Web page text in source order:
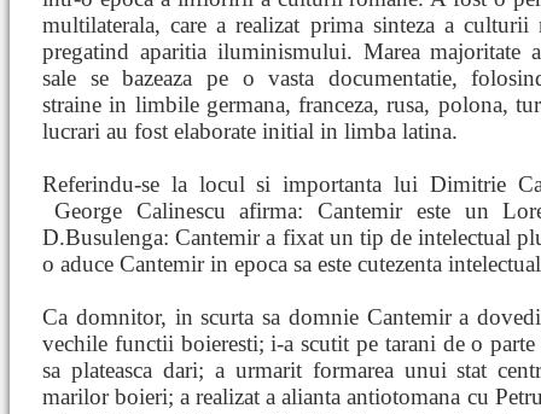
multilaterala, care a realizat prima sinteza a culturii
pregatind aparitia iluminismului. Marea majoritate
sale se bazeaza pe o vasta documentatie,
straine in limbile germana, franceza, rusa, polona,
lucrari au fost elaborate initial in limba latina.
Referindu-se la locul si importanta lui Dimitrie
George Calinescu afirma: Cantemir este un
D.Busulenga: Cantemir a fixat un tip de intelectual
o aduce Cantemir in epoca sa este cutezenta
Ca domnitor, in scurta sa domnie Cantemir a
vechile functii boieresti; i-a scutit pe tarani de o
sa plateasca dari; a urmarit formarea unui stat
marilor boieri; a realizat a alianta antiotomana cu